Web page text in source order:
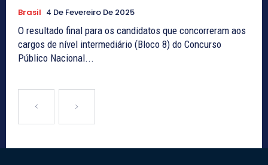
Brasil 4 De Fevereiro De 2025
O resultado final para os candidatos que concorreram aos
cargos de nível intermediário (Bloco 8) do Concurso
Público Nacional...